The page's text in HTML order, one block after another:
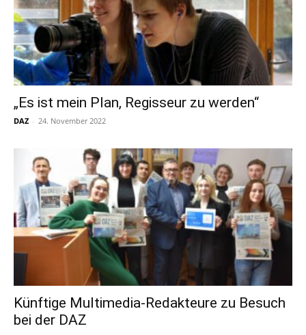
„Es ist mein Plan, Regisseur zu werden“
DAZ - 24. November 2022
Künftige Multimedia-Redakteure zu Besuch
bei der DAZ